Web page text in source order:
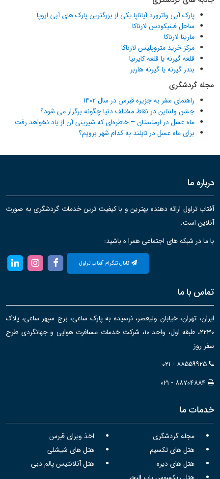
پارک آبی واترورد آیاناپا یکی از بزرگترین پارک های آبی اروپا
ساحل فینیکودس لارناکا
مارینا لارناکا
مرکز خرید متروپلیس لارناکا
قلعه گیرنه یا قلعه کایرنیا
بندر گیرنه یا گیرنه هاربر
مجله گردشگری
راهنمای سفر به جزیره قبرس در سال ۱۴۰۲
جشن ولنتاین در نقاط مختلف دنیا چگونه برگزار می شود؟
ماه عسل در ارمنستان – خاطره‌ای که شیرینی آن از یاد نخواهد رفت
برای ماه عسل در تایلند به کدام شهر برویم؟
درباره ما
آفتاب تراول ارائه دهنده بهترین و با کیفیت ترین خدمات گردشگری به صورت
آنلاین است.
با ما در شبکه های اجتماعی همرا ه باشید:
کانال تلگرام آفتاب تراول
تماس با ما
ایران، تهران، خیابان ولیعصر، نرسیده به پارک ساعی، برج سپهر ساعی، پلاک
۲۲۳۰، طبقه اول، واحد ۱۰، شرکت خدمات مسافرت هوایی و جهانگردی طرح
سفر روز
۰۲۱ - ۸۸۵۵۹۹۲۵
۰۲۱ - ۸۸۷۰۴۸۸۴
خدمات ما
مجله گردشگری
اخذ ویزای قبرس
هتل های تکسیم
هتل های شیشلی
هتل های دیره
هتل آتلانتیس پالم دبی